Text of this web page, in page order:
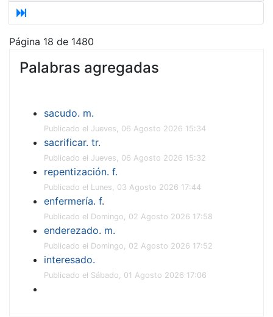
Página 18 de 1480
Palabras agregadas
sacudo. m.
Publicado el Jueves, 06 Agosto 2026 15:34
sacrificar. tr.
Publicado el Jueves, 06 Agosto 2026 15:32
repentización. f.
Publicado el Lunes, 03 Agosto 2026 17:44
enfermería. f.
Publicado el Domingo, 02 Agosto 2026 17:58
enderezado. m.
Publicado el Domingo, 02 Agosto 2026 17:52
interesado.
Publicado el Sábado, 01 Agosto 2026 17:06